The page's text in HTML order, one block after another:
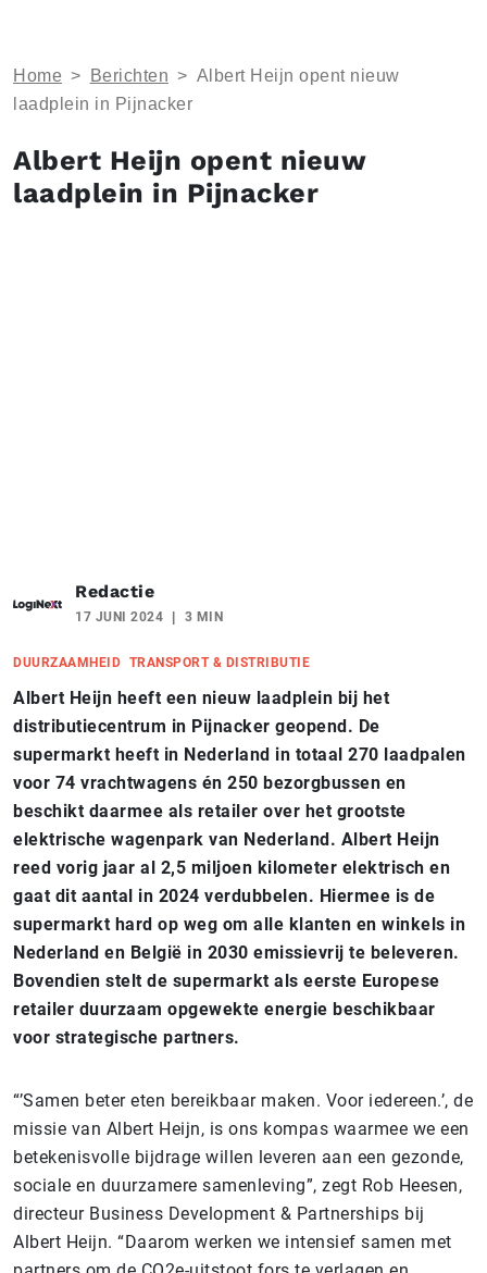
Home > Berichten > Albert Heijn opent nieuw
laadplein in Pijnacker
Albert Heijn opent nieuw
laadplein in Pijnacker
Redactie
17 JUNI 2024 3 MIN
DUURZAAMHEID TRANSPORT & DISTRIBUTIE
Albert Heijn heeft een nieuw laadplein bij het
distributiecentrum in Pijnacker geopend. De
supermarkt heeft in Nederland in totaal 270 laadpalen
voor 74 vrachtwagens én 250 bezorgbussen en
beschikt daarmee als retailer over het grootste
elektrische wagenpark van Nederland. Albert Heijn
reed vorig jaar al 2,5 miljoen kilometer elektrisch en
gaat dit aantal in 2024 verdubbelen. Hiermee is de
supermarkt hard op weg om alle klanten en winkels in
Nederland en België in 2030 emissievrij te beleveren.
Bovendien stelt de supermarkt als eerste Europese
retailer duurzaam opgewekte energie beschikbaar
voor strategische partners.
“’Samen beter eten bereikbaar maken. Voor iedereen.’, de
missie van Albert Heijn, is ons kompas waarmee we een
betekenisvolle bijdrage willen leveren aan een gezonde,
sociale en duurzamere samenleving”, zegt Rob Heesen,
directeur Business Development & Partnerships bij
Albert Heijn. “Daarom werken we intensief samen met